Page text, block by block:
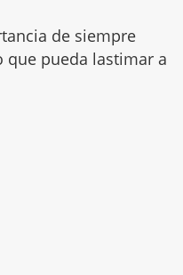
de siempre
que pueda lastimar a